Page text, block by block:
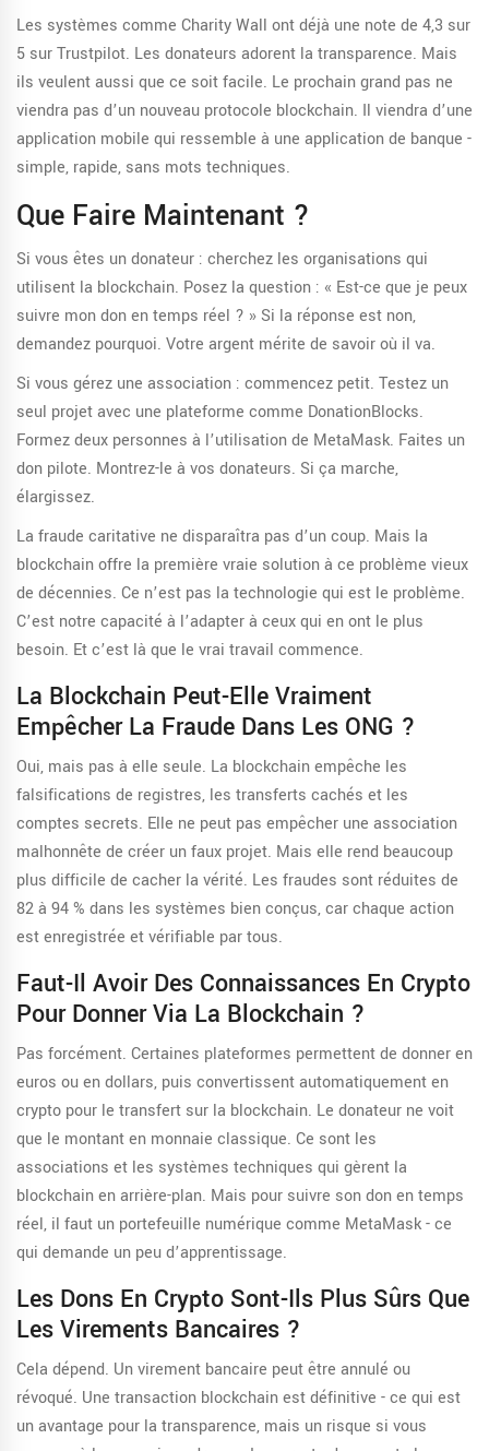
Les systèmes comme Charity Wall ont déjà une note de 4,3 sur
5 sur Trustpilot. Les donateurs adorent la transparence. Mais
ils veulent aussi que ce soit facile. Le prochain grand pas ne
viendra pas d’un nouveau protocole blockchain. Il viendra d’une
application mobile qui ressemble à une application de banque -
simple, rapide, sans mots techniques.
Que Faire Maintenant ?
Si vous êtes un donateur : cherchez les organisations qui
utilisent la blockchain. Posez la question : « Est-ce que je peux
suivre mon don en temps réel ? » Si la réponse est non,
demandez pourquoi. Votre argent mérite de savoir où il va.
Si vous gérez une association : commencez petit. Testez un
seul projet avec une plateforme comme DonationBlocks.
Formez deux personnes à l’utilisation de MetaMask. Faites un
don pilote. Montrez-le à vos donateurs. Si ça marche,
élargissez.
La fraude caritative ne disparaîtra pas d’un coup. Mais la
blockchain offre la première vraie solution à ce problème vieux
de décennies. Ce n’est pas la technologie qui est le problème.
C’est notre capacité à l’adapter à ceux qui en ont le plus
besoin. Et c’est là que le vrai travail commence.
La Blockchain Peut-Elle Vraiment
Empêcher La Fraude Dans Les ONG ?
Oui, mais pas à elle seule. La blockchain empêche les
falsifications de registres, les transferts cachés et les
comptes secrets. Elle ne peut pas empêcher une association
malhonnête de créer un faux projet. Mais elle rend beaucoup
plus difficile de cacher la vérité. Les fraudes sont réduites de
82 à 94 % dans les systèmes bien conçus, car chaque action
est enregistrée et vérifiable par tous.
Faut-Il Avoir Des Connaissances En Crypto
Pour Donner Via La Blockchain ?
Pas forcément. Certaines plateformes permettent de donner en
euros ou en dollars, puis convertissent automatiquement en
crypto pour le transfert sur la blockchain. Le donateur ne voit
que le montant en monnaie classique. Ce sont les
associations et les systèmes techniques qui gèrent la
blockchain en arrière-plan. Mais pour suivre son don en temps
réel, il faut un portefeuille numérique comme MetaMask - ce
qui demande un peu d’apprentissage.
Les Dons En Crypto Sont-Ils Plus Sûrs Que
Les Virements Bancaires ?
Cela dépend. Un virement bancaire peut être annulé ou
révoqué. Une transaction blockchain est définitive - ce qui est
un avantage pour la transparence, mais un risque si vous